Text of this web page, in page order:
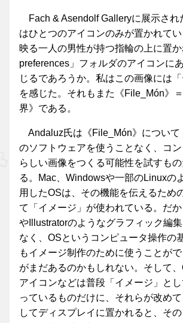
Fach & Asendolf Galleryに展示され
はひとつのアイコンのみが置かれて
映る一人の男性が持つ指輪の上に置
preferences」フォルダのアイコンに
じるであろうか。私はこの画像には「
を感じた。それもまた《File_Món》
界》である。
Andaluz氏は《File_Món》について
のソフトウェアを使うことなく、コ
らしい画像をつくる可能性を試すも
る。Mac、Windowsや一部のLinuxの
用したOSは、その機能を伝えるため
て「イメージ」が使われている。だ
やIllustratorのようなグラフィック編
なく、OSというコンピュータ操作の
もイメージ制作のために使うことが
がまだあるのかもしれない。そして
アイコンなどは普段「イメージ」と
っているものだけに、それらが改め
してディスプレイに置かれると、そ